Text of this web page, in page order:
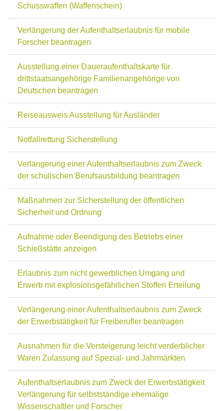
Schusswaffen (Waffenschein)
Verlängerung der Aufenthaltserlaubnis für mobile
Forscher beantragen
Ausstellung einer Daueraufenthaltskarte für
drittstaatsangehörige Familienangehörige von
Deutschen beantragen
Reiseausweis Ausstellung für Ausländer
Notfallrettung Sicherstellung
Verlängerung einer Aufenthaltserlaubnis zum Zweck
der schulischen Berufsausbildung beantragen
Maßnahmen zur Sicherstellung der öffentlichen
Sicherheit und Ordnung
Aufnahme oder Beendigung des Betriebs einer
Schießstätte anzeigen
Erlaubnis zum nicht gewerblichen Umgang und
Erwerb mit explosionsgefährlichen Stoffen Erteilung
Verlängerung einer Aufenthaltserlaubnis zum Zweck
der Erwerbstätigkeit für Freiberufler beantragen
Ausnahmen für die Versteigerung leicht verderblicher
Waren Zulassung auf Spezial- und Jahrmärkten
Aufenthaltserlaubnis zum Zweck der Erwerbstätigkeit
Verlängerung für selbstständige ehemalige
Wissenschaftler und Forscher